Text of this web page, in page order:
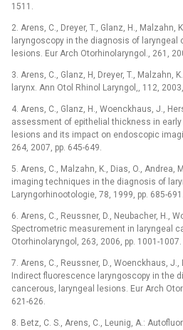
1511.
2. Arens, C., Dreyer, T., Glanz, H.,
laryngoscopy in the diagnosis of laryngeal
lesions. Eur Arch Otorhinolaryngol., 261,
3. Arens, C., Glanz, H, Dreyer, T., Malzahn,
larynx. Ann Otol Rhinol Laryngol,, 112,
4. Arens, C., Glanz, H., Woenckhaus, J.,
assessment of epithelial thickness in
lesions and its impact on endoscopic
264, 2007, pp. 645-649.
5. Arens, C., Malzahn, K., Dias, O., Andrea,
imaging techniques in the diagnosis of
Laryngorhinootologie, 78, 1999, pp. 685-691.
6. Arens, C., Reussner, D., Neubacher, H.,
Spectrometric measurement in laryngeal
Otorhinolaryngol, 263, 2006, pp. 1001-1007.
7. Arens, C., Reussner, D., Woenckhaus, J.,
Indirect fluorescence laryngoscopy in the
cancerous, laryngeal lesions. Eur Arch
621-626.
8. Betz, C. S., Arens, C., Leunig, A.: